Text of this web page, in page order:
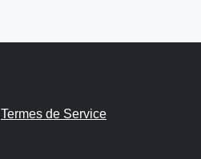
Termes de Service